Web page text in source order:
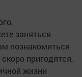
заняться
познакомиться
пригодятся,
жизни